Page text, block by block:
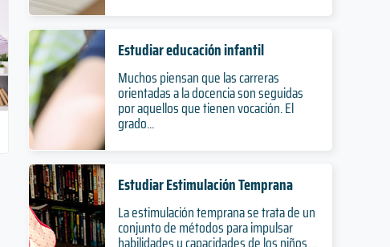
Estudiar educación infantil
Muchos piensan que las carreras
orientadas a la docencia son seguidas
por aquellos que tienen vocación. El
grado...
Estudiar Estimulación Temprana
La estimulación temprana se trata de un
conjunto de métodos para impulsar